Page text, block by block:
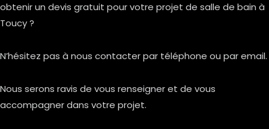
obtenir un devis gratuit pour votre projet de salle de bain à
Toucy ?
N’hésitez pas à nous contacter par téléphone ou par email.
Nous serons ravis de vous renseigner et de vous
accompagner dans votre projet.